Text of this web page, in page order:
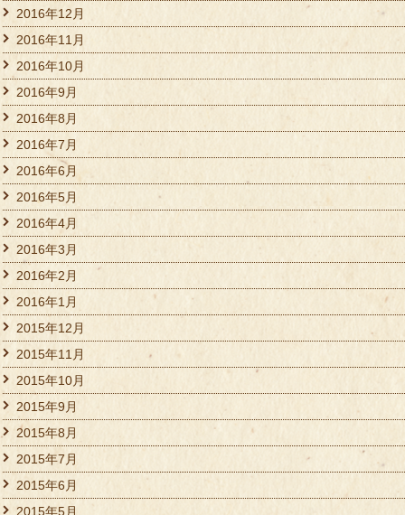
2016年12月
2016年11月
2016年10月
2016年9月
2016年8月
2016年7月
2016年6月
2016年5月
2016年4月
2016年3月
2016年2月
2016年1月
2015年12月
2015年11月
2015年10月
2015年9月
2015年8月
2015年7月
2015年6月
2015年5月